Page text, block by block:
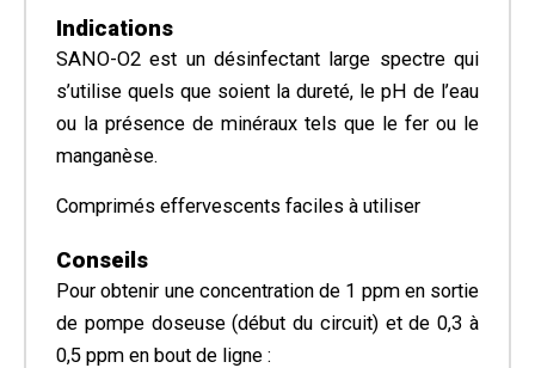
Indications
SANO-O2 est un désinfectant large spectre qui
s’utilise quels que soient la dureté, le pH de l’eau
ou la présence de minéraux tels que le fer ou le
manganèse.
Comprimés effervescents faciles à utiliser
Conseils
Pour obtenir une concentration de 1 ppm en sortie
de pompe doseuse (début du circuit) et de 0,3 à
0,5 ppm en bout de ligne :